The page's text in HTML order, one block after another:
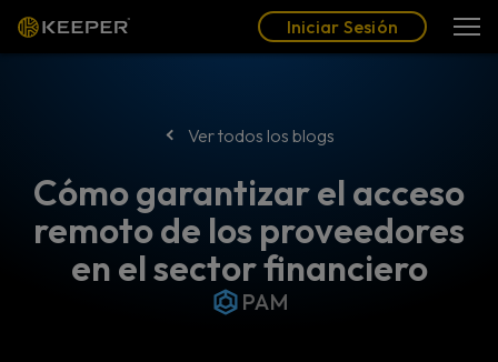
Iniciar Sesión
Ver todos los blogs
Cómo garantizar el acceso
remoto de los proveedores
en el sector financiero
PAM